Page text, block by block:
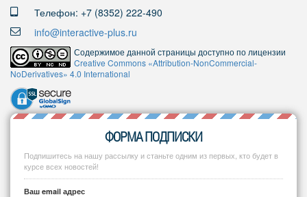
Телефон: +7 (8352) 222-490
info@interactive-plus.ru
Содержимое данной страницы доступно по лицензии
Creative Commons «Attribution-NonCommercial-
NoDerivatives» 4.0 International
ФОРМА ПОДПИСКИ
Подпишитесь на нашу рассылку и станьте одним из первых, кто будет в
курсе всех новостей!
Ваш email адрес